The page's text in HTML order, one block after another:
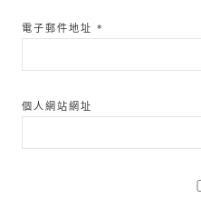
電子郵件地址 *
個人網站網址